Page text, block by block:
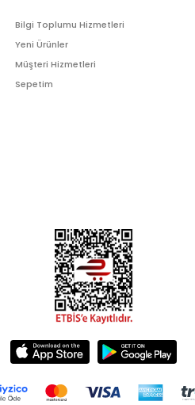
Bilgi Toplumu Hizmetleri
Yeni Ürünler
Müşteri Hizmetleri
Sepetim